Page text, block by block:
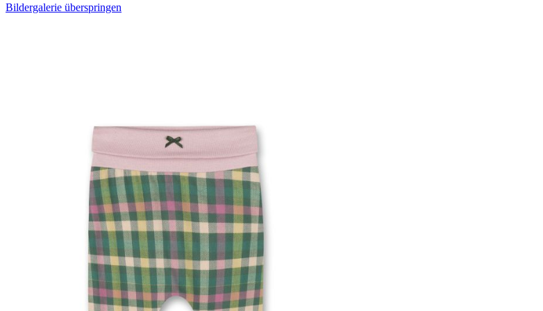
Bildergalerie überspringen